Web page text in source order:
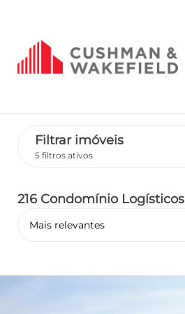
Filtrar imóveis
5 filtros ativos
216 Condomínio Logísticos
Mais relevantes